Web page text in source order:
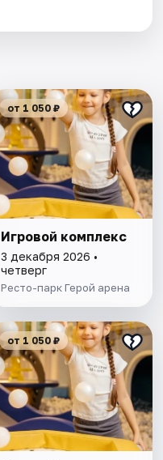
от 1 050 ₽
Игровой комплекс
3 декабря 2026 •
четверг
Ресто-парк Герой арена
от 1 050 ₽